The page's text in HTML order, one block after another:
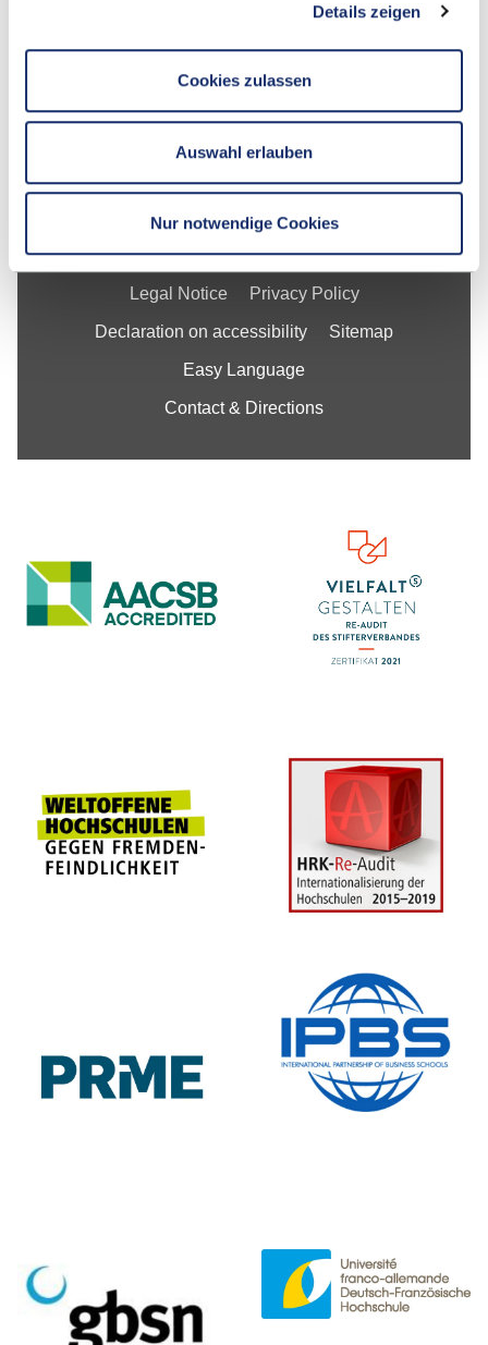
Details zeigen
Cookies zulassen
Auswahl erlauben
Nur notwendige Cookies
Studying at ESB
Research
For Businesses
About ESB Business School
Legal Notice Privacy Policy
Declaration on accessibility Sitemap
Easy Language
Contact & Directions